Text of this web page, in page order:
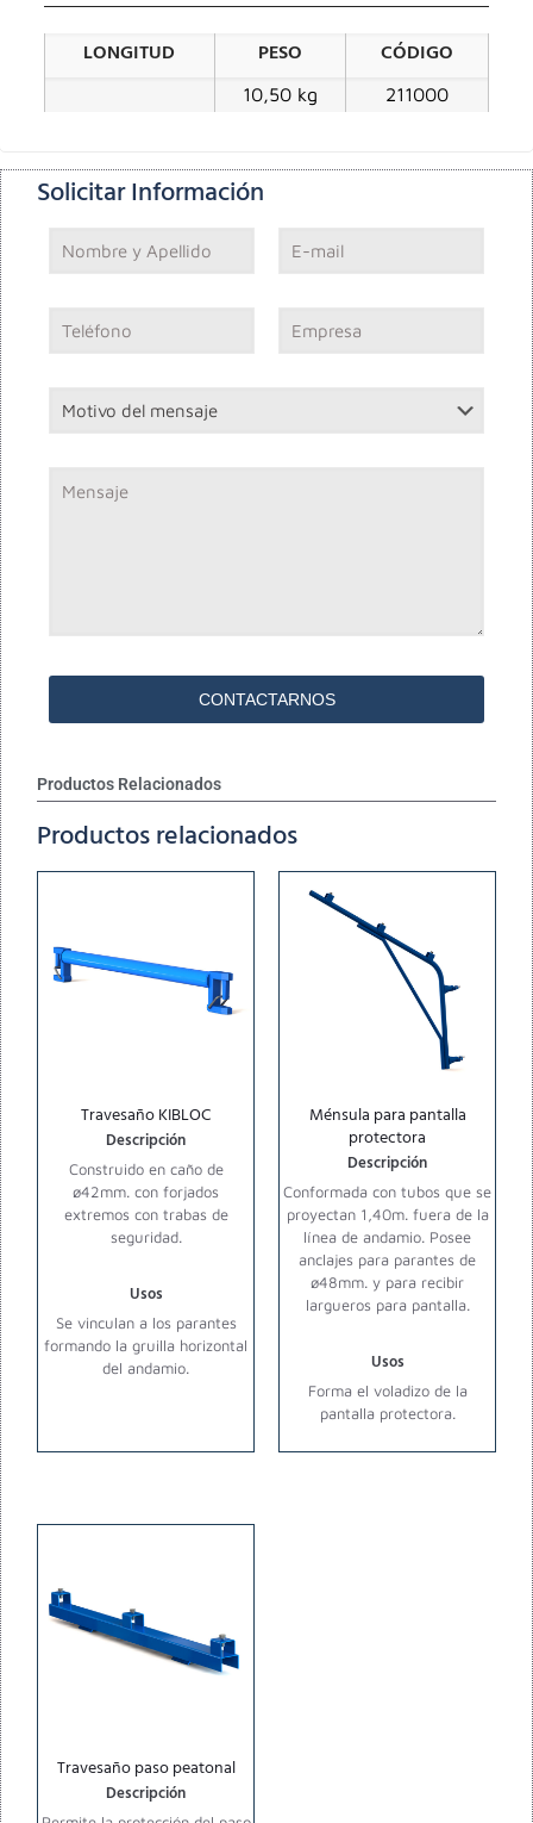
LONGITUD PESO CÓDIGO
10,50 kg 211000
Solicitar Información
Productos Relacionados
Productos relacionados
Travesaño KIBLOC
Descripción
Construido en caño de
ø42mm. con forjados
extremos con trabas de
seguridad.
Usos
Se vinculan a los parantes
formando la gruilla horizontal
del andamio.
Ménsula para pantalla
protectora
Descripción
Conformada con tubos que se
proyectan 1,40m. fuera de la
línea de andamio. Posee
anclajes para parantes de
ø48mm. y para recibir
largueros para pantalla.
Usos
Forma el voladizo de la
pantalla protectora.
Travesaño paso peatonal
Descripción